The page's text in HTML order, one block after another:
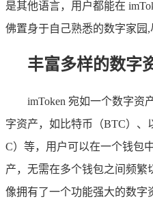
是其他语言，用户都能在
佛置身于自己熟悉的数字家园,
丰富多样的数字
imToken 宛如一个数字资
字资产，如比特币（BTC）
C）等，用户可以在一个钱包
产，无需在多个钱包之间频繁
像拥有了一个功能强大的数字